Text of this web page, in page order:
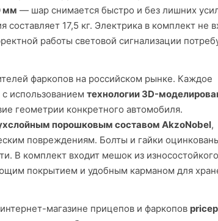
мм — шар снимается быстро и без лишних
17,5 кг. Электрика в комплект не
работы световой сигнализации
фаркопов на российском рынке. Каждое
использованием технологии 3D-
геометрии конкретного автомобиля.
порошковым составом AkzoNobel,
повреждениям. Болты и гайки
В комплект входит мешок из износостойкого
покрытием и удобным карманом для
магазине прицепов и фаркопов